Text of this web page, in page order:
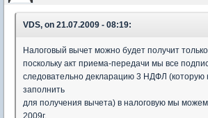
VDS, on 21.07.2009 - 08:19:
Налоговый вычет можно будет получит
поскольку акт приема-передачи мы все
следовательно декларацию 3 НДФЛ (которую
заполнить
для получения вычета) в налоговую мы можем
2009г.